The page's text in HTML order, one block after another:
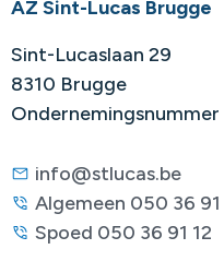
AZ Sint-Lucas Brugge
Sint-Lucaslaan 29
8310 Brugge
Ondernemingsnummer
info@stlucas.be
Algemeen 050 36 91
Spoed 050 36 91 12